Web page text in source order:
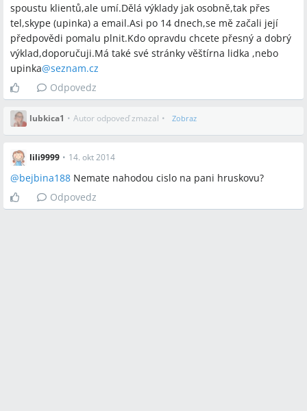
spoustu klientů,ale umí.Dělá výklady jak osobně,tak přes
tel,skype (upinka) a email.Asi po 14 dnech,se mě začali její
předpovědi pomalu plnit.Kdo opravdu chcete přesný a dobrý
výklad,doporučuji.Má také své stránky věštírna lidka ,nebo
upinka@seznam.cz
Odpovedz
lubkica1 • Autor odpoveď zmazal • Zobraz
lili9999 • 14. okt 2014
@bejbina188 Nemate nahodou cislo na pani hruskovu?
Odpovedz